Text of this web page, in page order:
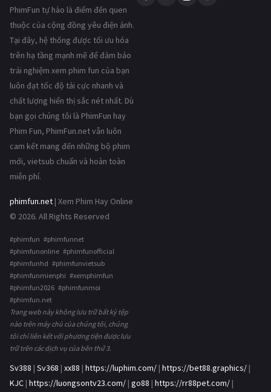
PhimFun tự hào là điểm đến quen
thuộc của cộng đồng yêu điện ảnh.
Tại đây, hệ thống được tối ưu hóa
trên hạ tầng mạnh mẽ để đảm bảo
trải nghiệm xem phim fun của bạn
luôn đạt tốc độ tải cực nhanh và
chất lượng hiển thị sắc nét nhất. Dù
bạn gọi chúng tôi là PhimFun hay
Phim Fun, PhimFun.net vẫn luôn
cam kết mang đến những bộ phim
mới, vietsub chuẩn và hoàn toàn
miễn phí.
phimfun.net | Xem Phim Hay Online
© 2026. All Rights Reserved
#phimfun #phimfunnet
#phimfunonline #phimfunofficial
#phimfunhd #phimfunvietsub
#phimfunmienphi #xemphimfun
#phimfun2026 #phimfunmoi
#phimfun.net
Trang web này không lưu trữ bất kỳ tệp
nào trên máy chủ của chúng tôi, chúng
tôi chỉ liên kết với phương tiện được lưu
trữ trên các dịch vụ của bên thứ 3.
Sv388 | Sv368 | xx88 | https://luphim.com/ | https://bet88.graphics/ |
KJC | https://luongsontv23.com/ | go88 | https://rr88pet.com/ |